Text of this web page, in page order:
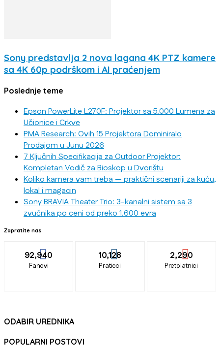
Sony predstavlja 2 nova lagana 4K PTZ kamere
sa 4K 60p podrškom i AI praćenjem
Poslednje teme
Epson PowerLite L270F: Projektor sa 5.000 Lumena za
Učionice i Crkve
PMA Research: Ovih 15 Projektora Dominiralo
Prodajom u Junu 2026
7 Ključnih Specifikacija za Outdoor Projektor:
Kompletan Vodič za Bioskop u Dvorištu
Koliko kamera vam treba — praktični scenariji za kuću,
lokal i magacin
Sony BRAVIA Theater Trio: 3-kanalni sistem sa 3
zvučnika po ceni od preko 1.600 evra
Zapratite nas
92,940
Fanovi
10,128
Pratioci
2,290
Pretplatnici
ODABIR UREDNIKA
POPULARNI POSTOVI